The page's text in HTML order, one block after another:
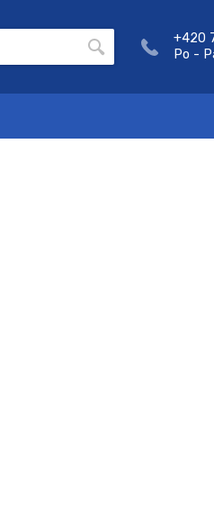
+420
Po -